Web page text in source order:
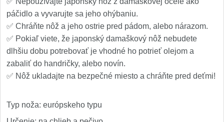
páčidlo a vyvarujte sa jeho ohýbaniu.
✅ Chráňte nôž a jeho ostrie pred pádom, alebo nárazom.
✅ Pokiaľ viete, že japonský damaškový nôž nebudete
dlhšiu dobu potrebovať je vhodné ho potrieť olejom a
zabaliť do handričky, alebo novín.
✅ Nôž ukladajte na bezpečné miesto a chráňte pred deťmi!
Typ noža: európskeho typu